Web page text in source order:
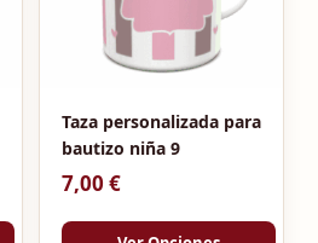
Taza personalizada para
bautizo niña 9
7,00 €